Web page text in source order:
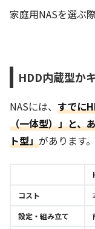
家庭用NASを選ぶ
HDD内蔵型か
NASには、 すでに
（一体型）」と、
ト型」があります。
コスト
設定・組み立て